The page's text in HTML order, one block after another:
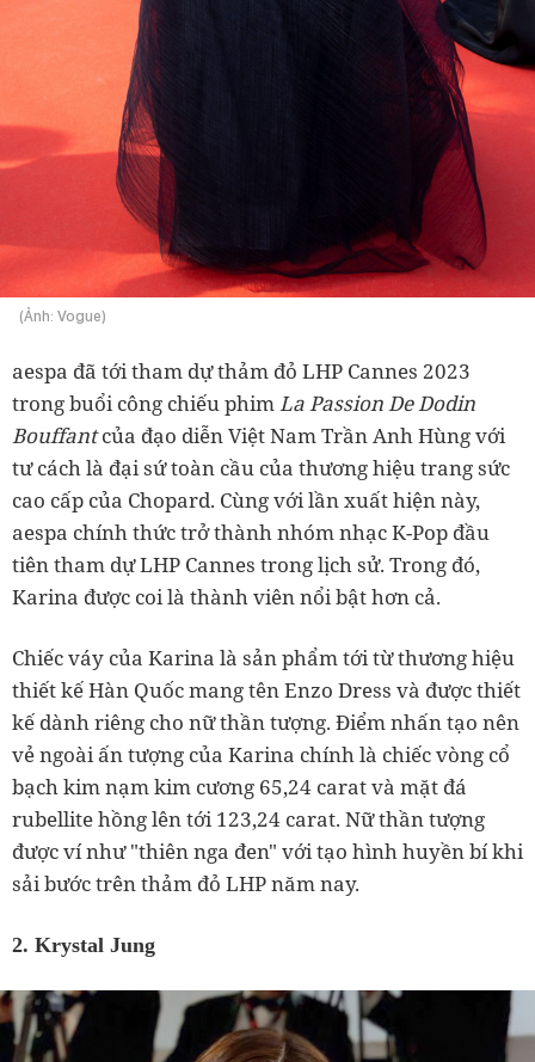
(Ảnh: Vogue)
aespa đã tới tham dự thảm đỏ LHP Cannes 2023
trong buổi công chiếu phimLa Passion De Dodin
Bouffantcủa đạo diễn Việt Nam Trần Anh Hùng với
tư cách là đại sứ toàn cầu của thương hiệu trang sức
cao cấp của Chopard. Cùng với lần xuất hiện này,
aespa chính thức trở thành nhóm nhạc K-Pop đầu
tiên tham dự LHP Cannes trong lịch sử. Trong đó,
Karina được coi là thành viên nổi bật hơn cả.
Chiếc váy của Karina là sản phẩm tới từ thương hiệu
thiết kế Hàn Quốc mang tên Enzo Dress và được thiết
kế dành riêng cho nữ thần tượng. Điểm nhấn tạo nên
vẻ ngoài ấn tượng của Karina chính là chiếc vòng cổ
bạch kim nạm kim cương 65,24 carat và mặt đá
rubellite hồng lên tới 123,24 carat. Nữ thần tượng
được ví như "thiên nga đen" với tạo hình huyền bí khi
sải bước trên thảm đỏ LHP năm nay.
2. Krystal Jung